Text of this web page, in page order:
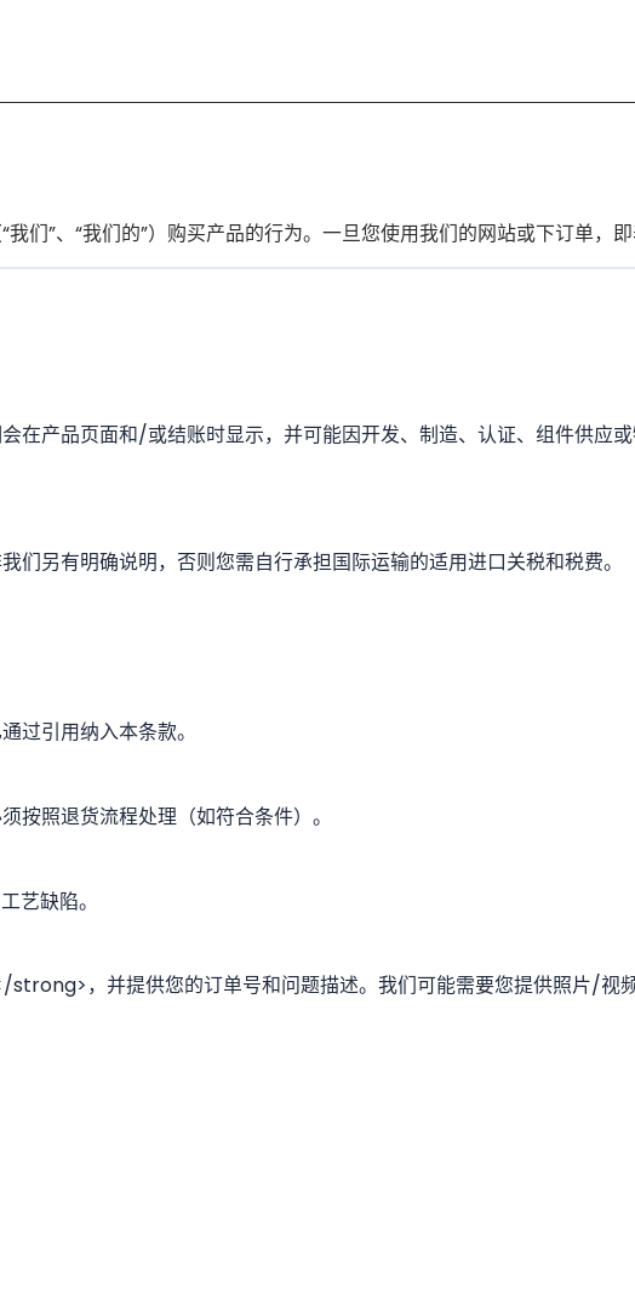
”、“我们的”）购买产品的行为。一旦您使用我们的网站或下订单，即
产品页面和/或结账时显示，并可能因开发、制造、认证、组件供应或
另有明确说明，否则您需自行承担国际运输的适用进口关税和税费。
过引用纳入本条款。
按照退货流程处理（如符合条件）。
艺缺陷。
，并提供您的订单号和问题描述。我们可能需要您提供照片/视频